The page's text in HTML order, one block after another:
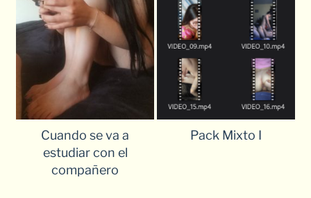
Cuando se va a
estudiar con el
compañero
Pack Mixto I